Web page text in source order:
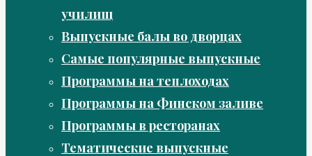
училищ
Выпускные балы во дворцах
Самые популярные выпускные
Программы на теплоходах
Программы на Финском заливе
Программы в ресторанах
Тематические выпускные